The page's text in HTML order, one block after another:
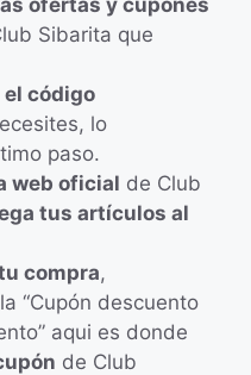
Sibarita que
el código
lo
paso.
web oficial de Club
tus artículos al
compra,
“Cupón descuento
aqui es donde
de Club